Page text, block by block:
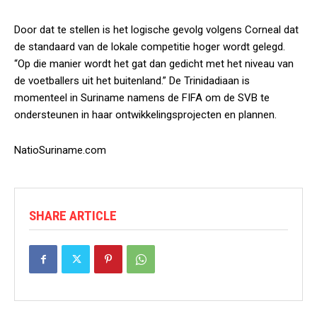
Door dat te stellen is het logische gevolg volgens Corneal dat
de standaard van de lokale competitie hoger wordt gelegd.
“Op die manier wordt het gat dan gedicht met het niveau van
de voetballers uit het buitenland.” De Trinidadiaan is
momenteel in Suriname namens de FIFA om de SVB te
ondersteunen in haar ontwikkelingsprojecten en plannen.
NatioSuriname.com
SHARE ARTICLE